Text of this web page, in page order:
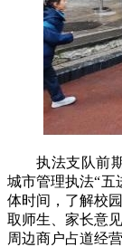
执法支队前
城市管理执法“五
体时间，了解校
取师生、家长意
周边商户占道经